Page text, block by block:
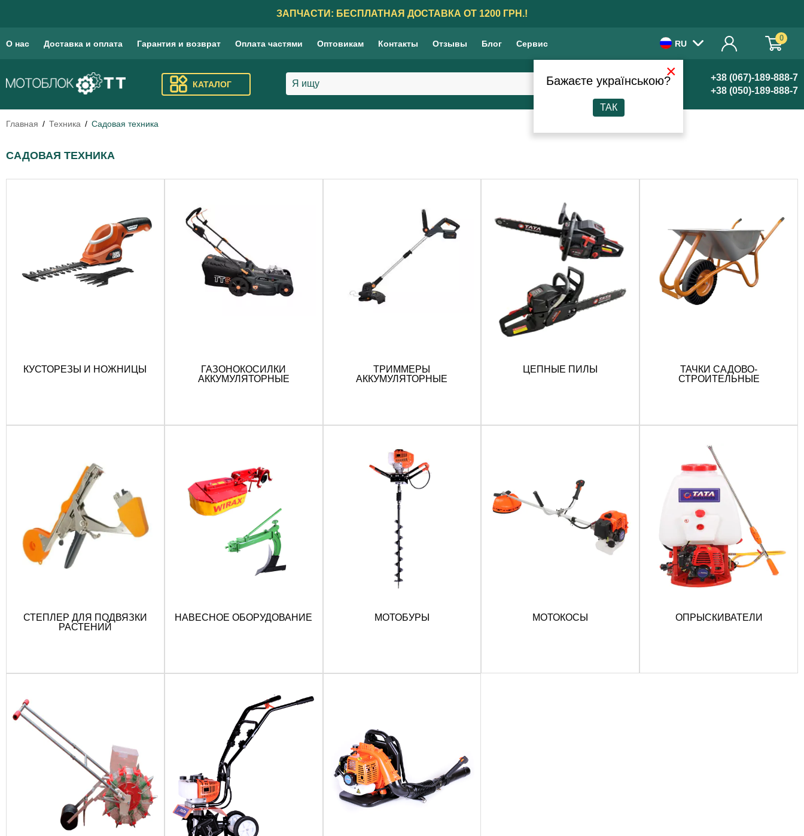
ЗАПЧАСТИ: БЕСПЛАТНАЯ ДОСТАВКА ОТ 1200 ГРН.!
О нас Доставка и оплата Гарантия и возврат Оплата частями Оптовикам Контакты Отзывы Блог Сервис RU
0
КАТАЛОГ
+38 (067)-189-888-7
+38 (050)-189-888-7
Главная Техника Садовая техника
САДОВАЯ ТЕХНИКА
КУСТОРЕЗЫ И НОЖНИЦЫ
ГАЗОНОКОСИЛКИ
АККУМУЛЯТОРНЫЕ
ТРИММЕРЫ
АККУМУЛЯТОРНЫЕ
ЦЕПНЫЕ ПИЛЫ
ТАЧКИ САДОВО-
СТРОИТЕЛЬНЫЕ
СТЕПЛЕР ДЛЯ ПОДВЯЗКИ
РАСТЕНИЙ
НАВЕСНОЕ ОБОРУДОВАНИЕ МОТОБУРЫ МОТОКОСЫ ОПРЫСКИВАТЕЛИ
×
Бажаєте українською?
ТАК